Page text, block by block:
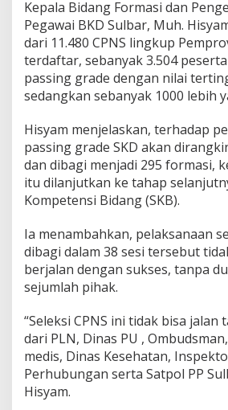
Kepala Bidang Formasi dan
Pegawai BKD Sulbar, Muh.
dari 11.480 CPNS lingkup
terdaftar, sebanyak 3.504
passing grade dengan nilai
sedangkan sebanyak 1000 lebih
Hisyam menjelaskan, terhadap
passing grade SKD akan
dan dibagi menjadi 295 formasi,
itu dilanjutkan ke tahap
Kompetensi Bidang (SKB).
Ia menambahkan, pelaksanaan
dibagi dalam 38 sesi tersebut
berjalan dengan sukses, tanpa
sejumlah pihak.
“Seleksi CPNS ini tidak bisa jalan
dari PLN, Dinas PU ,
medis, Dinas Kesehatan,
Perhubungan serta Satpol PP
Hisyam.